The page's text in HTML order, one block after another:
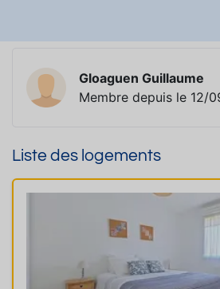
Gloaguen Guillaume
Membre depuis le 12/
Liste des logements